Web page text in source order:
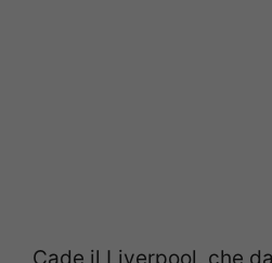
Cade il Liverpool, che